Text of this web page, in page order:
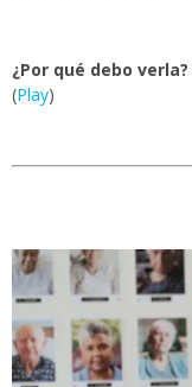
¿Por qué debo verla?
(Play)